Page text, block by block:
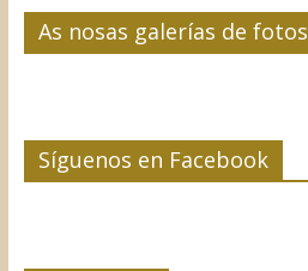
As nosas galerías de fotos
Síguenos en Facebook